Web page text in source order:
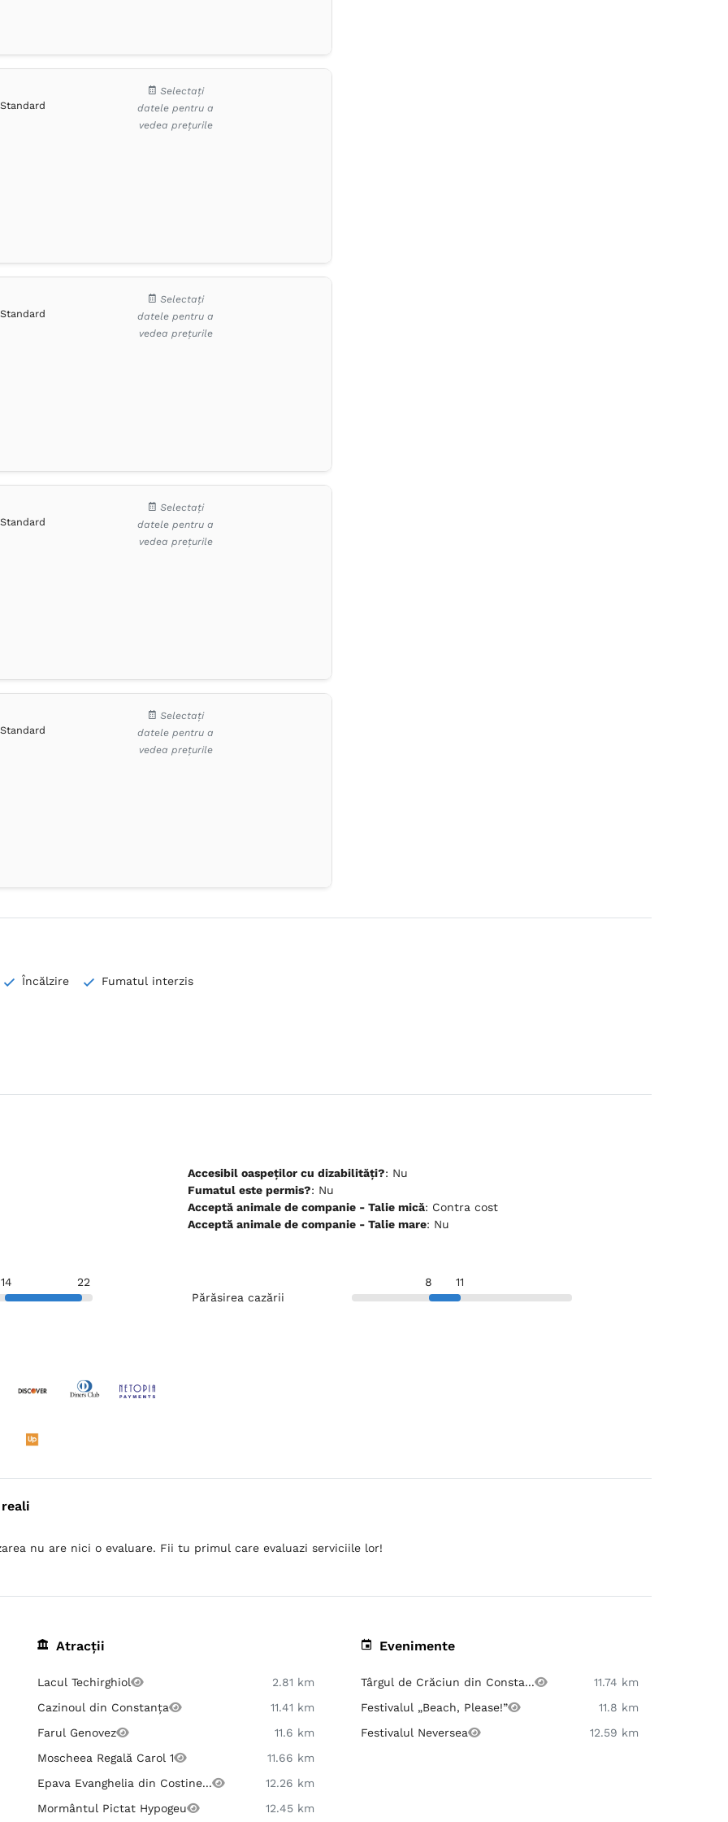
Standard
Selectați
datele pentru a
vedea prețurile
Standard
Selectați
datele pentru a
vedea prețurile
Standard
Selectați
datele pentru a
vedea prețurile
Standard
Selectați
datele pentru a
vedea prețurile
Încălzire Fumatul interzis
Accesibil oaspeților cu dizabilități?
: Nu
Fumatul este permis?
: Nu
Acceptă animale de companie - Talie mică
: Contra cost
Acceptă animale de companie - Talie mare
: Nu
14
22
Părăsirea cazării
8 11
nu are nici o evaluare. Fii tu primul care evaluazi serviciile lor!
Atracții
Lacul Techirghiol
2.81 km
Cazinoul din Constanța
11.41 km
Farul Genovez
11.6 km
Moscheea Regală Carol 1
11.66 km
Epava Evanghelia din Costine...
12.26 km
Mormântul Pictat Hypogeu
12.45 km
Evenimente
Târgul de Crăciun din Consta...
11.74 km
Festivalul „Beach, Please!”
11.8 km
Festivalul Neversea
12.59 km